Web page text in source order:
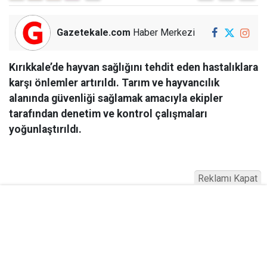
Gazetekale.com Haber Merkezi
Kırıkkale’de hayvan sağlığını tehdit eden hastalıklara
karşı önlemler artırıldı. Tarım ve hayvancılık
alanında güvenliği sağlamak amacıyla ekipler
tarafından denetim ve kontrol çalışmaları
yoğunlaştırıldı.
Reklamı Kapat